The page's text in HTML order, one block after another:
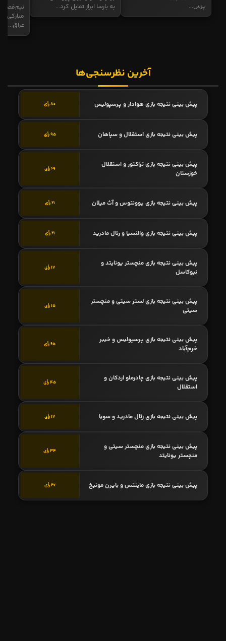
پرس...
به بارسا ابراز تمایل کرد...
نیم‌فصل
مبارکی
عراق...
آخرین نظرسنجی‌ها
پیش بینی نتیجه بازی هوادار و پرسپولیس 80 رأی
پیش بینی نتیجه بازی استقلال و سپاهان 95 رأی
پیش بینی نتیجه بازی تراکتور و استقلال
خوزستان
69 رأی
پیش بینی نتیجه بازی یوونتوس و آث میلان 21 رأی
پیش بینی نتیجه بازی والنسیا و رئال مادرید 21 رأی
پیش بینی نتیجه بازی منچستر یونایتد و
نیوکاسل
17 رأی
پیش بینی نتیجه بازی لستر سیتی و منچستر
سیتی
15 رأی
پیش بینی نتیجه بازی پرسپولیس و خیبر
خرم‌آباد
65 رأی
پیش بینی نتیجه بازی چادرملو اردکان و
استقلال
45 رأی
پیش بینی نتیجه بازی رئال مادرید و سویا 17 رأی
پیش بینی نتیجه بازی منچستر سیتی و
منچستر یونایتد
34 رأی
پیش بینی نتیجه بازی ماینتس و بایرن مونیخ 27 رأی